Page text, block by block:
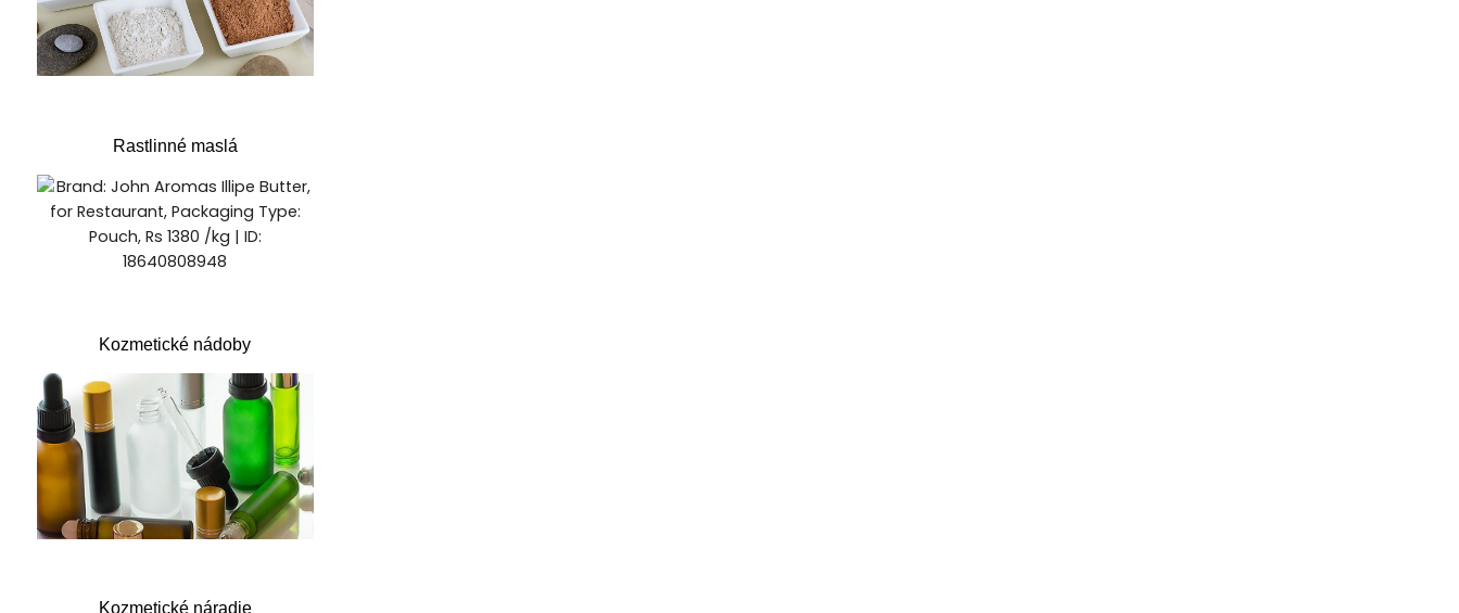
Rastlinné maslá
Kozmetické nádoby
Kozmetické náradie